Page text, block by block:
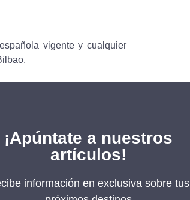
vigente y cualquier
¡Apúntate a nuestros
artículos!
información en exclusiva sobre tus